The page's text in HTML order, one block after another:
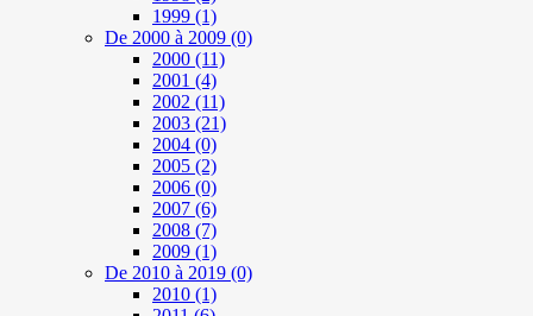
1999 (1)
De 2000 à 2009 (0)
2000 (11)
2001 (4)
2002 (11)
2003 (21)
2004 (0)
2005 (2)
2006 (0)
2007 (6)
2008 (7)
2009 (1)
De 2010 à 2019 (0)
2010 (1)